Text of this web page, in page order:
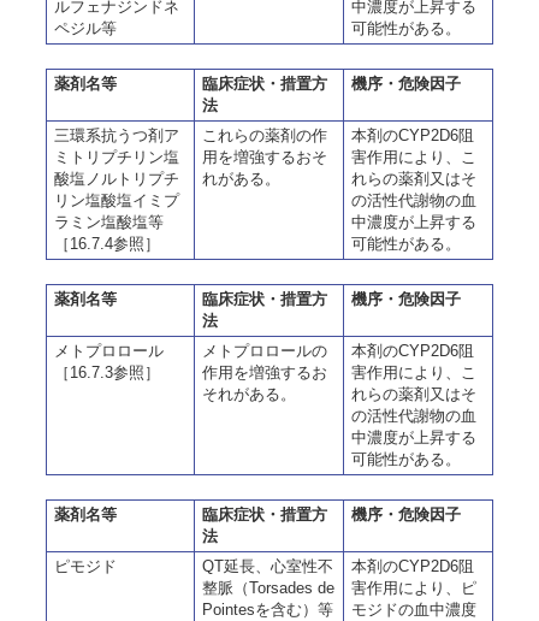
ルフェナジンドネ
ペジル等
中濃度が上昇する
可能性がある。
薬剤名等
臨床症状・措置方
法
機序・危険因子
三環系抗うつ剤ア
ミトリプチリン塩
酸塩ノルトリプチ
リン塩酸塩イミプ
ラミン塩酸塩等
［16.7.4参照］
これらの薬剤の作
用を増強するおそ
れがある。
本剤のCYP2D6阻
害作用により、こ
れらの薬剤又はそ
の活性代謝物の血
中濃度が上昇する
可能性がある。
薬剤名等
臨床症状・措置方
法
機序・危険因子
メトプロロール
［16.7.3参照］
メトプロロールの
作用を増強するお
それがある。
本剤のCYP2D6阻
害作用により、こ
れらの薬剤又はそ
の活性代謝物の血
中濃度が上昇する
可能性がある。
薬剤名等
臨床症状・措置方
法
機序・危険因子
ピモジド
QT延長、心室性不
整脈（Torsades de
Pointesを含む）等
本剤のCYP2D6阻
害作用により、ピ
モジドの血中濃度